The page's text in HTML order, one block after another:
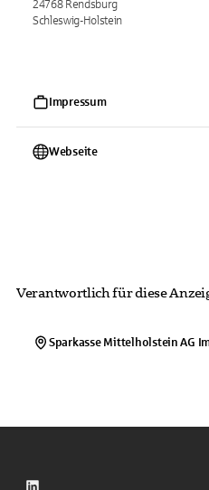
24768 Rendsburg
Schleswig-Holstein
Impressum
Webseite
Verantwortlich für diese
Sparkasse Mittelholstein AG